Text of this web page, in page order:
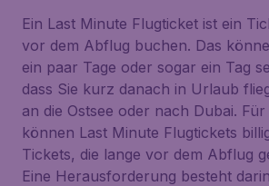
Ein Last Minute Flugticket ist ein
vor dem Abflug buchen. Das
ein paar Tage oder sogar ein Tag
dass Sie kurz danach in Urlaub
an die Ostsee oder nach Dubai. Für
können Last Minute Flugtickets
Tickets, die lange vor dem Abflug
Eine Herausforderung besteht